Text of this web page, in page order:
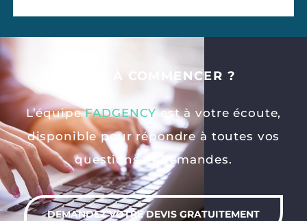
PRÊT À COMMENCER ?
L’équipeFADGENCYest à votre écoute,
disponible pour répondre à toutes vos
questions et demandes.
DEMANDEZ VOTRE DEVIS GRATUITEMENT